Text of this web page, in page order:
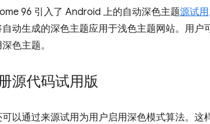
96 引入了 Android 上的自动深色主题源试用
自动生成的深色主题应用于浅色主题网站。用
色主题。
源代码试用版
以通过来源试用为用户启用深色模式算法。这